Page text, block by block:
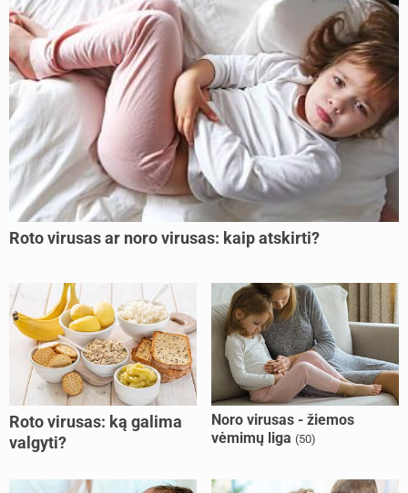
Roto virusas ar noro virusas: kaip atskirti?
Roto virusas: ką galima
valgyti?
Noro virusas - žiemos
vėmimų liga (50)